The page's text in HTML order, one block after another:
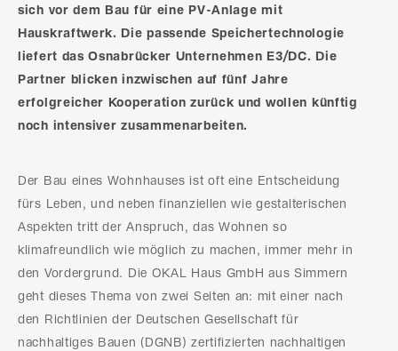
sich vor dem Bau für eine PV-Anlage mit
Hauskraftwerk. Die passende Speichertechnologie
liefert das Osnabrücker Unternehmen E3/DC. Die
Partner blicken inzwischen auf fünf Jahre
erfolgreicher Kooperation zurück und wollen künftig
noch intensiver zusammenarbeiten.
Der Bau eines Wohnhauses ist oft eine Entscheidung
fürs Leben, und neben finanziellen wie gestalterischen
Aspekten tritt der Anspruch, das Wohnen so
klimafreundlich wie möglich zu machen, immer mehr in
den Vordergrund. Die OKAL Haus GmbH aus Simmern
geht dieses Thema von zwei Seiten an: mit einer nach
den Richtlinien der Deutschen Gesellschaft für
nachhaltiges Bauen (DGNB) zertifizierten nachhaltigen